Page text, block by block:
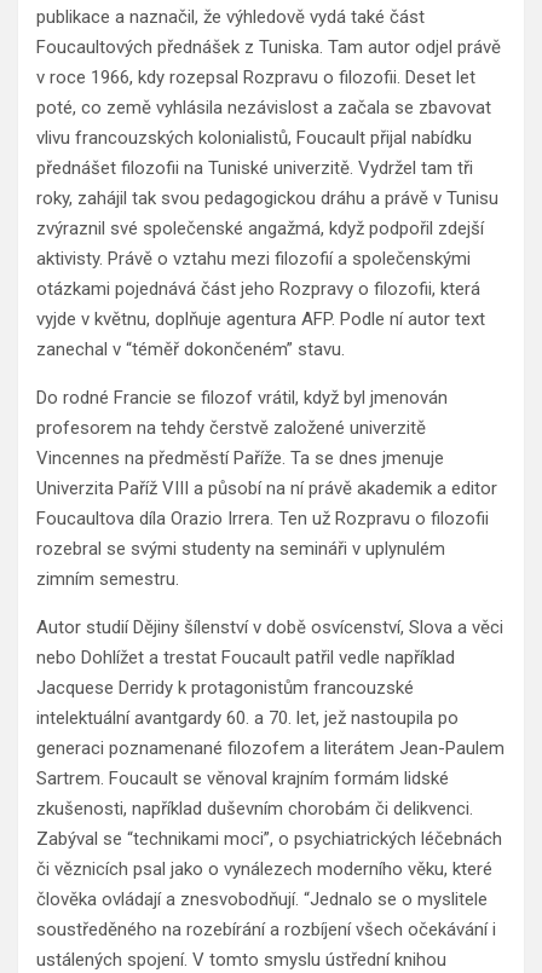
publikace a naznačil, že výhledově vydá také část
Foucaultových přednášek z Tuniska. Tam autor odjel právě
v roce 1966, kdy rozepsal Rozpravu o filozofii. Deset let
poté, co země vyhlásila nezávislost a začala se zbavovat
vlivu francouzských kolonialistů, Foucault přijal nabídku
přednášet filozofii na Tuniské univerzitě. Vydržel tam tři
roky, zahájil tak svou pedagogickou dráhu a právě v Tunisu
zvýraznil své společenské angažmá, když podpořil zdejší
aktivisty. Právě o vztahu mezi filozofií a společenskými
otázkami pojednává část jeho Rozpravy o filozofii, která
vyjde v květnu, doplňuje agentura AFP. Podle ní autor text
zanechal v “téměř dokončeném” stavu.
Do rodné Francie se filozof vrátil, když byl jmenován
profesorem na tehdy čerstvě založené univerzitě
Vincennes na předměstí Paříže. Ta se dnes jmenuje
Univerzita Paříž VIII a působí na ní právě akademik a editor
Foucaultova díla Orazio Irrera. Ten už Rozpravu o filozofii
rozebral se svými studenty na semináři v uplynulém
zimním semestru.
Autor studií Dějiny šílenství v době osvícenství, Slova a věci
nebo Dohlížet a trestat Foucault patřil vedle například
Jacquese Derridy k protagonistům francouzské
intelektuální avantgardy 60. a 70. let, jež nastoupila po
generaci poznamenané filozofem a literátem Jean-Paulem
Sartrem. Foucault se věnoval krajním formám lidské
zkušenosti, například duševním chorobám či delikvenci.
Zabýval se “technikami moci”, o psychiatrických léčebnách
či věznicích psal jako o vynálezech moderního věku, které
člověka ovládají a znesvobodňují. “Jednalo se o myslitele
soustředěného na rozebírání a rozbíjení všech očekávání i
ustálených spojení. V tomto smyslu ústřední knihou